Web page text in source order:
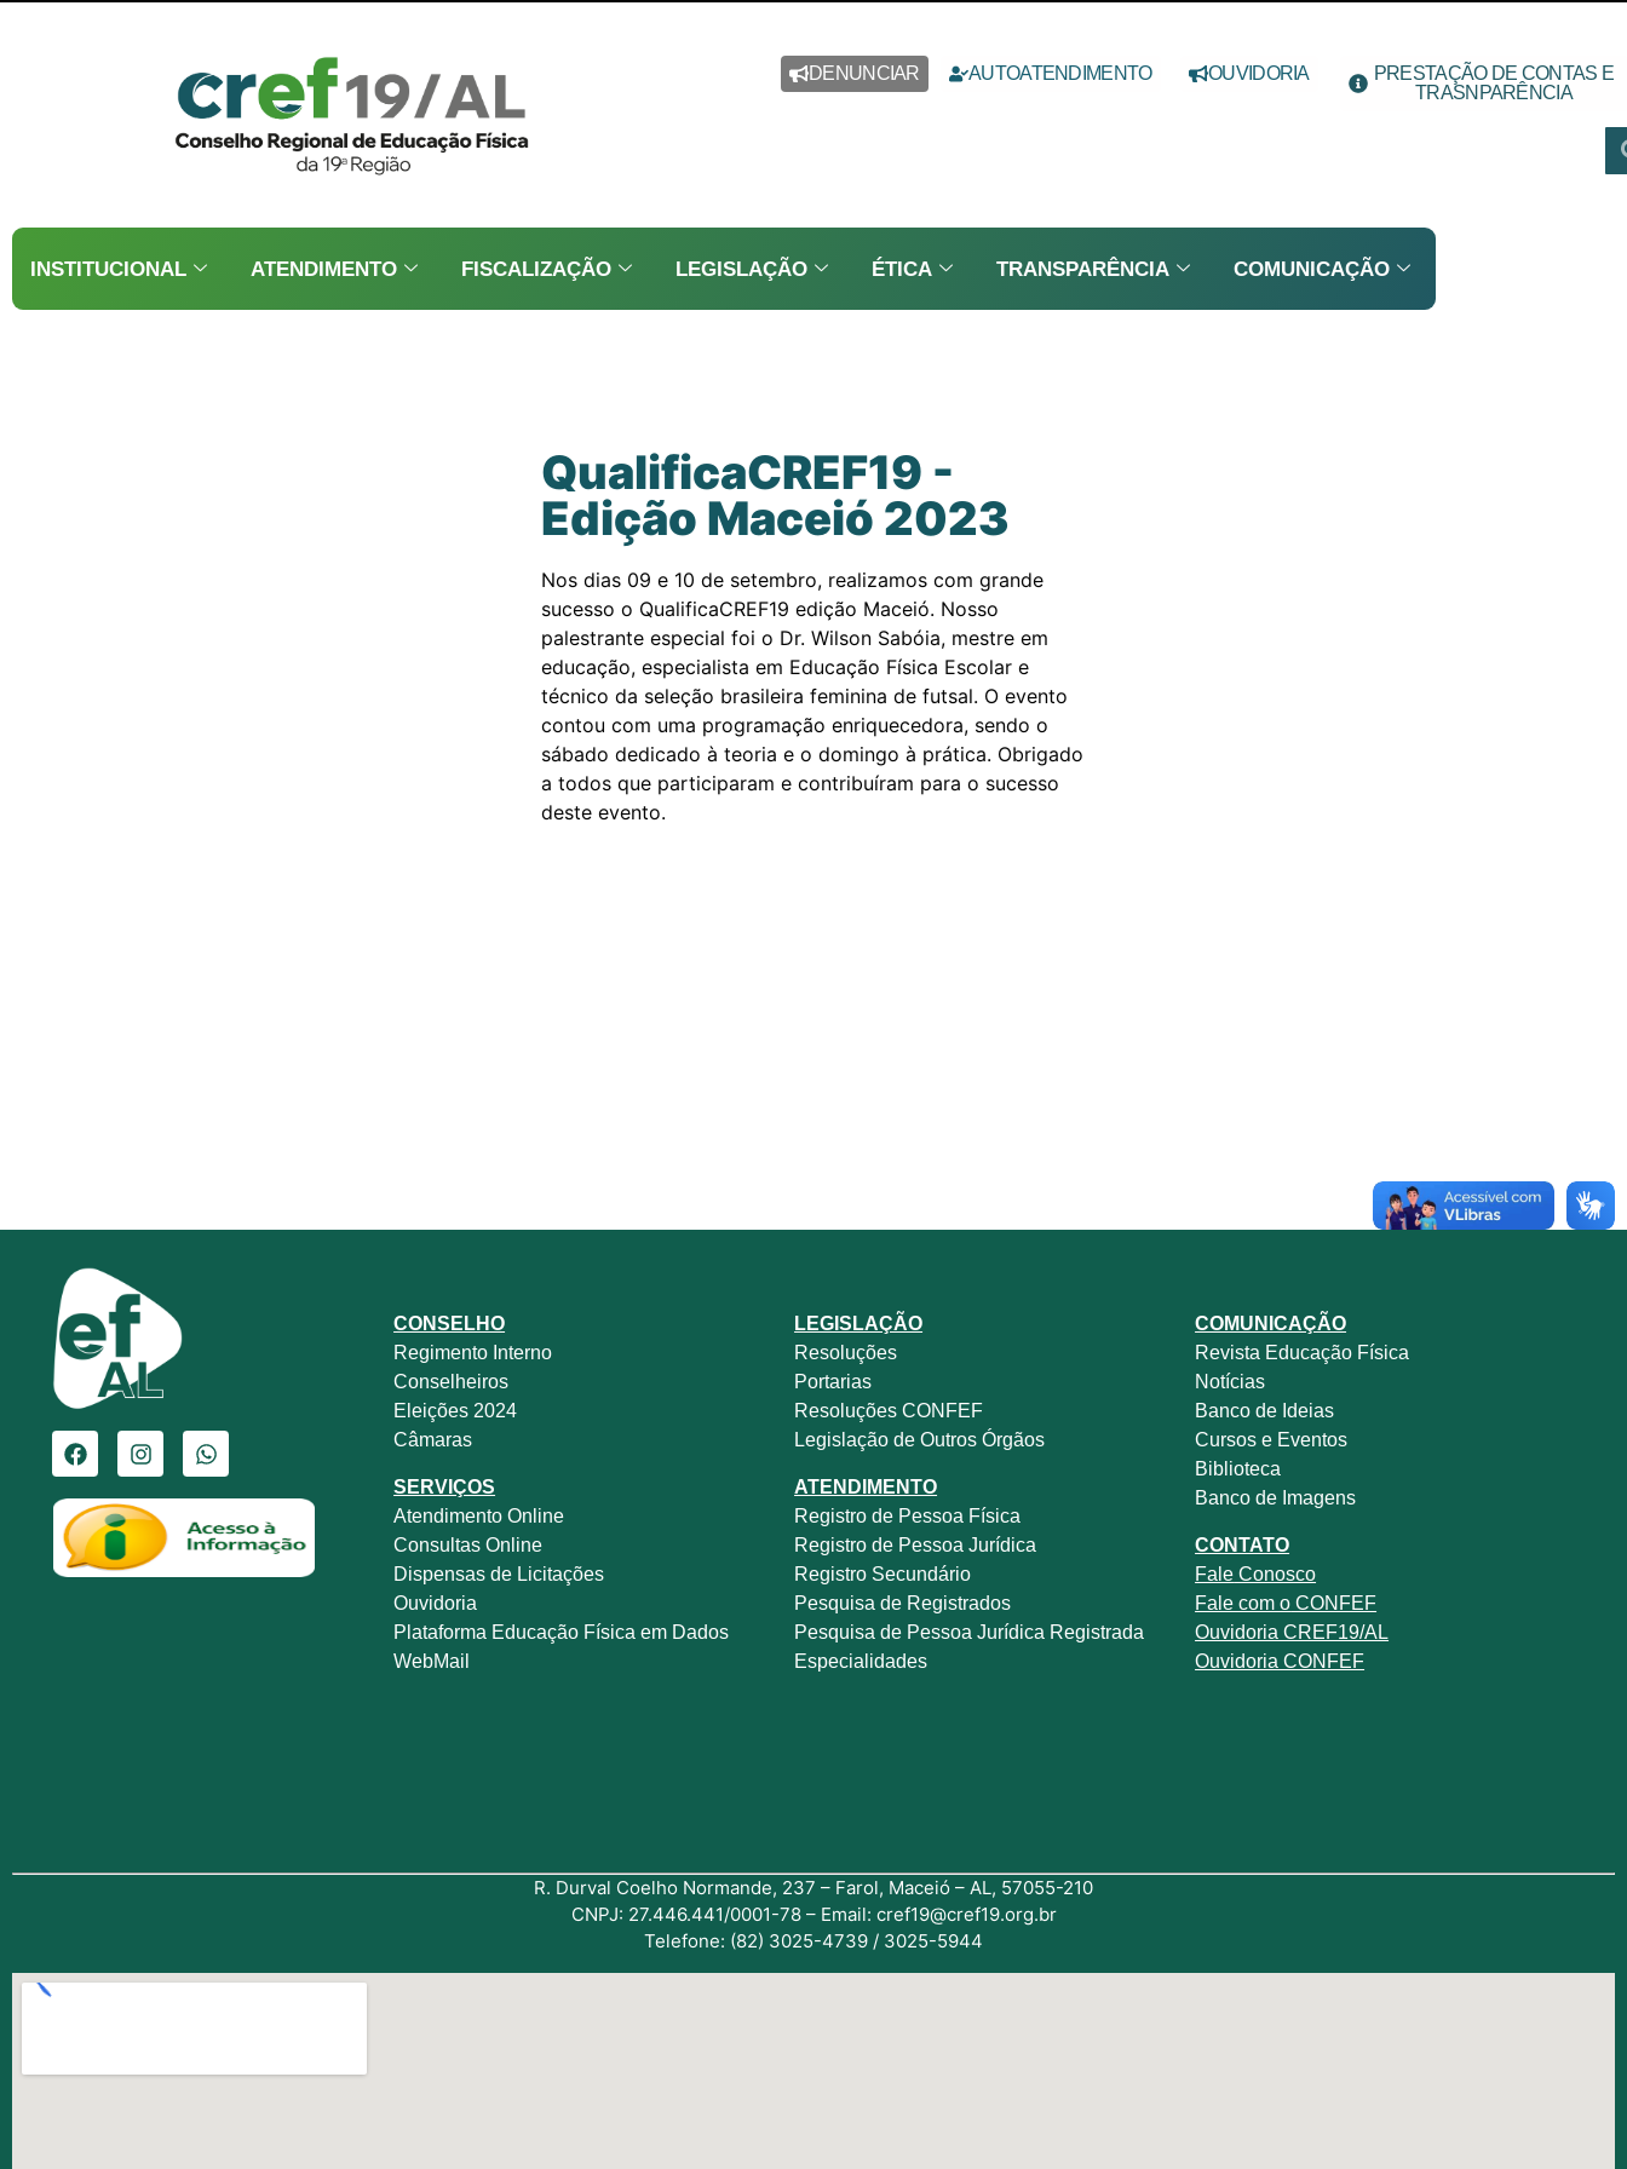
OUVIDORIA
DENUNCIAR AUTOATENDIMENTO
PRESTAÇÃO DE CONTAS E
TRASNPARÊNCIA
INSTITUCIONAL ATENDIMENTO FISCALIZAÇÃO LEGISLAÇÃO ÉTICA TRANSPARÊNCIA COMUNICAÇÃO
QualificaCREF19 -
Edição Maceió 2023
Nos dias 09 e 10 de setembro, realizamos com grande
sucesso o QualificaCREF19 edição Maceió. Nosso
palestrante especial foi o Dr. Wilson Sabóia, mestre em
educação, especialista em Educação Física Escolar e
técnico da seleção brasileira feminina de futsal. O evento
contou com uma programação enriquecedora, sendo o
sábado dedicado à teoria e o domingo à prática. Obrigado
a todos que participaram e contribuíram para o sucesso
deste evento.
CONSELHO
Regimento Interno
Conselheiros
Eleições 2024
Câmaras
SERVIÇOS
Atendimento Online
Consultas Online
Dispensas de Licitações
Ouvidoria
Plataforma Educação Física em Dados
WebMail
LEGISLAÇÃO
Resoluções
Portarias
Resoluções CONFEF
Legislação de Outros Órgãos
ATENDIMENTO
Registro de Pessoa Física
Registro de Pessoa Jurídica
Registro Secundário
Pesquisa de Registrados
Pesquisa de Pessoa Jurídica Registrada
Especialidades
COMUNICAÇÃO
Revista Educação Física
Notícias
Banco de Ideias
Cursos e Eventos
Biblioteca
Banco de Imagens
CONTATO
Fale Conosco
Fale com o CONFEF
Ouvidoria CREF19/AL
Ouvidoria CONFEF
R. Durval Coelho Normande, 237 – Farol, Maceió – AL, 57055-210
CNPJ: 27.446.441/0001-78 – Email: cref19@cref19.org.br
Telefone: (82) 3025-4739 / 3025-5944